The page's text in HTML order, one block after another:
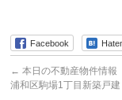
Facebook
← 本日の不動産物件情
浦和区駒場1丁目新築戸建